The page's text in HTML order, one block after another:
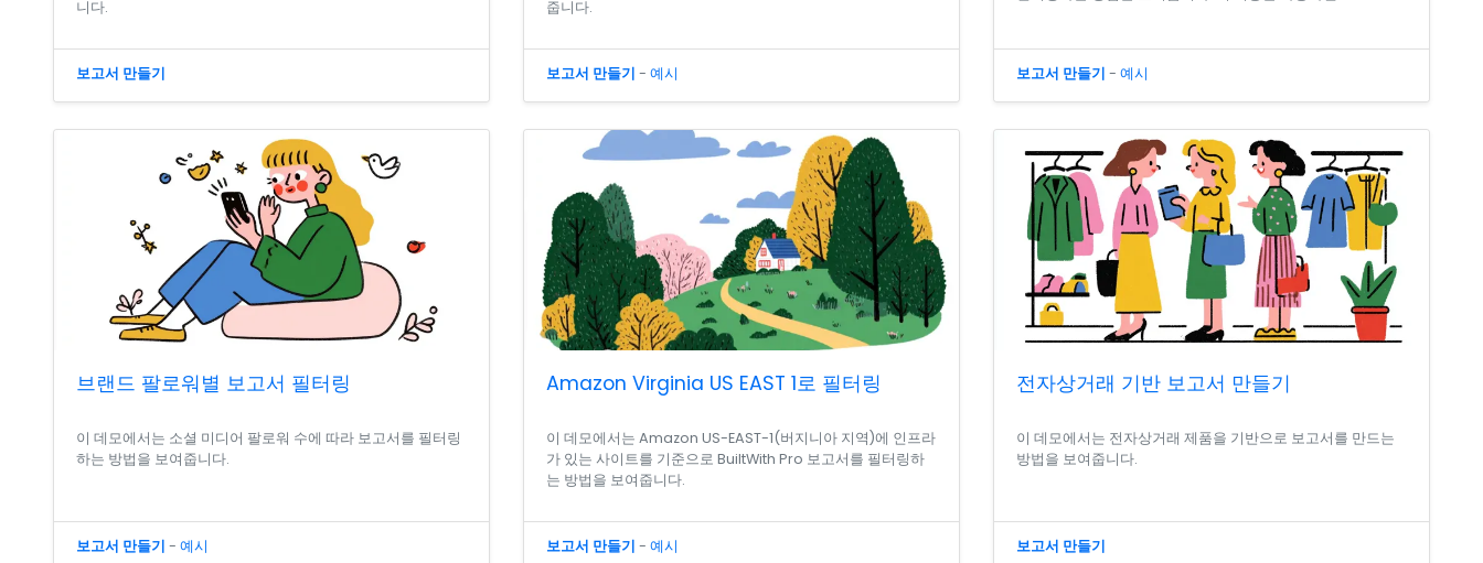
니다.
보고서 만들기
줍니다.
보고서 만들기 - 예시 보고서 만들기 - 예시
브랜드 팔로워별 보고서 필터링
이 데모에서는 소셜 미디어 팔로워 수에 따라 보고서를 필터링
하는 방법을 보여줍니다.
보고서 만들기 - 예시
Amazon Virginia US EAST 1로 필터링
이 데모에서는 Amazon US-EAST-1(버지니아 지역)에 인프라
가 있는 사이트를 기준으로 BuiltWith Pro 보고서를 필터링하
는 방법을 보여줍니다.
보고서 만들기 - 예시
전자상거래 기반 보고서 만들기
이 데모에서는 전자상거래 제품을 기반으로 보고서를 만드는
방법을 보여줍니다.
보고서 만들기